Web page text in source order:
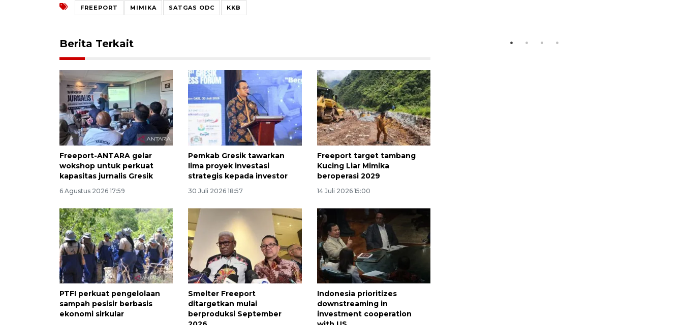
FREEPORT MIMIKA SATGAS ODC KKB
Berita Terkait
Freeport-ANTARA gelar
wokshop untuk perkuat
kapasitas jurnalis Gresik
6 Agustus 2026 17:59
Pemkab Gresik tawarkan
lima proyek investasi
strategis kepada investor
30 Juli 2026 18:57
Freeport target tambang
Kucing Liar Mimika
beroperasi 2029
14 Juli 2026 15:00
PTFI perkuat pengelolaan
sampah pesisir berbasis
ekonomi sirkular
Smelter Freeport
ditargetkan mulai
berproduksi September
Indonesia prioritizes
downstreaming in
investment cooperation